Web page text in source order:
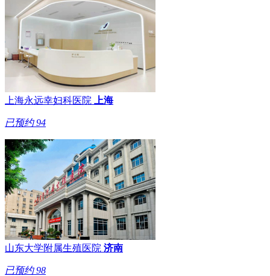
上海永远幸妇科医院 上海
已预约 94
山东大学附属生殖医院 济南
已预约 98